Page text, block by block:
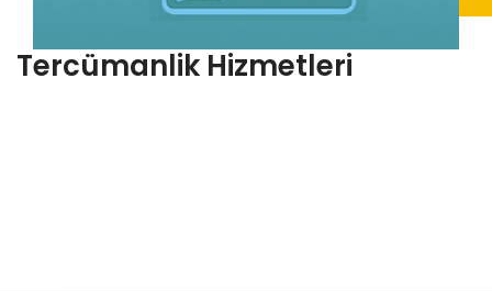
Tercümanlik Hizmetleri